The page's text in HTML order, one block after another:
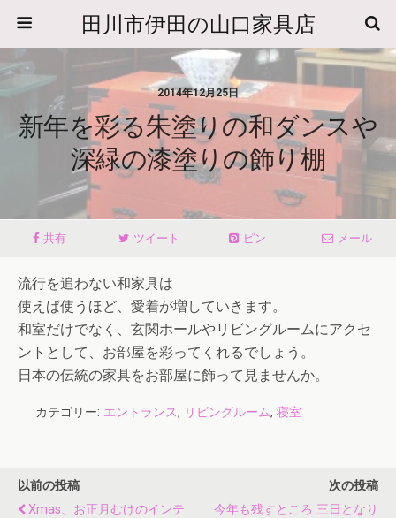
田川市伊田の山口家具店
2014年12月25日
新年を彩る朱塗りの和ダンスや
深緑の漆塗りの飾り棚
共有 ツイート ピン メール
流行を追わない和家具は
使えば使うほど、愛着が増していきます。
和室だけでなく、玄関ホールやリビングルームにアクセ
ントとして、お部屋を彩ってくれるでしょう。
日本の伝統の家具をお部屋に飾って見ませんか。
カテゴリー: エントランス, リビングルーム, 寝室
以前の投稿
Xmas、お正月むけのインテ
次の投稿
今年も残すところ 三日となり